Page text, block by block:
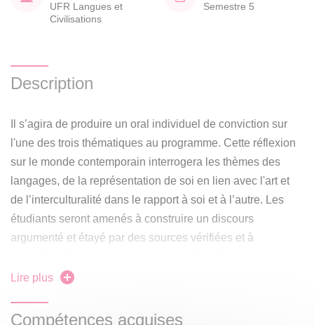
UFR Langues et
Civilisations
Semestre 5
Description
Il s’agira de produire un oral individuel de conviction sur
l'une des trois thématiques au programme. Cette réflexion
sur le monde contemporain interrogera les thèmes des
langages, de la représentation de soi en lien avec l'art et
de l’interculturalité dans le rapport à soi et à l’autre. Les
étudiants seront amenés à construire un discours
argumenté et étayé par des sources vérifiées et à
l'adhésion de leur auditoire.
Lire plus
Compétences acquises